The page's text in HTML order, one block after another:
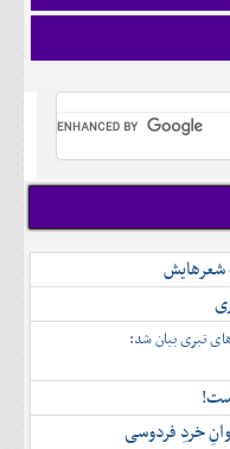
شعرهایش
تبری بیان شد:
خردِ فردوسی